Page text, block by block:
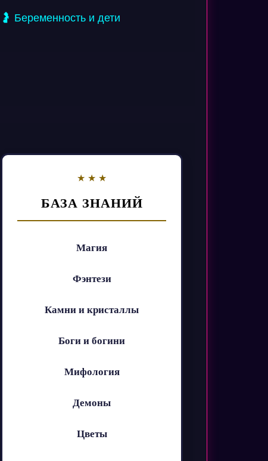
🤰 Беременность и дети
БАЗА ЗНАНИЙ
Магия
Фэнтези
Камни и кристаллы
Боги и богини
Мифология
Демоны
Цветы